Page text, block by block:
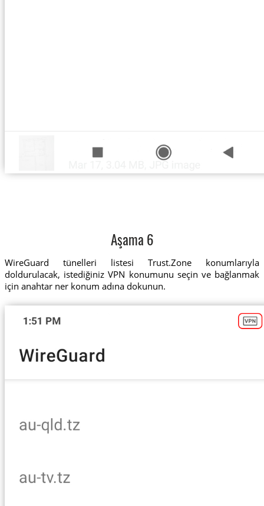
Aşama 6
WireGuard tünelleri listesi Trust.Zone konumlarıyla
doldurulacak, istediğiniz VPN konumunu seçin ve bağlanmak
için anahtar ner konum adına dokunun.